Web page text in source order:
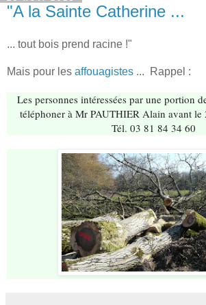
"A la Sainte Catherine ...
... tout bois prend racine !"
Mais pour les affouagistes ... Rappel :
Les personnes intéressées par une portion
téléphoner à Mr PAUTHIER Alain avant le
Tél. 03 81 84 34 60